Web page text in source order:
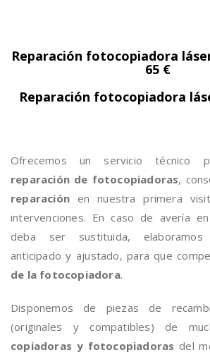
Reparación fotocopiadora
65 €
Reparación fotocopiadora
Ofrecemos un servicio técnico
reparación de fotocopiadoras,
reparación en nuestra primera
intervenciones. En caso de avería
deba ser sustituida,
anticipado y ajustado, para que
de la fotocopiadora.
Disponemos de piezas de
(originales y compatibles) de
copiadoras y fotocopiadoras del